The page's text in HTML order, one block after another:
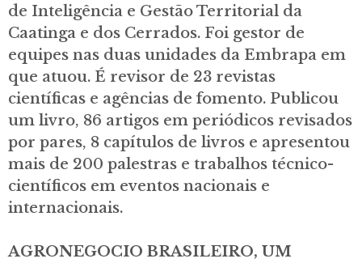
de Inteligência e Gestão Territorial da
Caatinga e dos Cerrados. Foi gestor de
equipes nas duas unidades da Embrapa em
que atuou. É revisor de 23 revistas
científicas e agências de fomento. Publicou
um livro, 86 artigos em periódicos revisados
por pares, 8 capítulos de livros e apresentou
mais de 200 palestras e trabalhos técnico-
científicos em eventos nacionais e
internacionais.
AGRONEGOCIO BRASILEIRO, UM